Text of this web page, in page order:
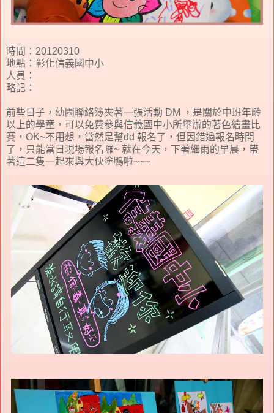
時間：20120310
地點：彰化信義國中小
人員：
略記：
前些日子，幼園聯絡簿夾著一張活動 DM ，是關於中班年齡
以上的學童，可以免費參與信義國中小所舉辦的著色繪畫比
賽，OK~不用想，當然是幫dd 報名了，但因錯過報名時間
了，只能當日現場報名囉~ 就在今天，下著細雨的早晨，帶
著這二隻一起來與大伙塗鴨啦~~~